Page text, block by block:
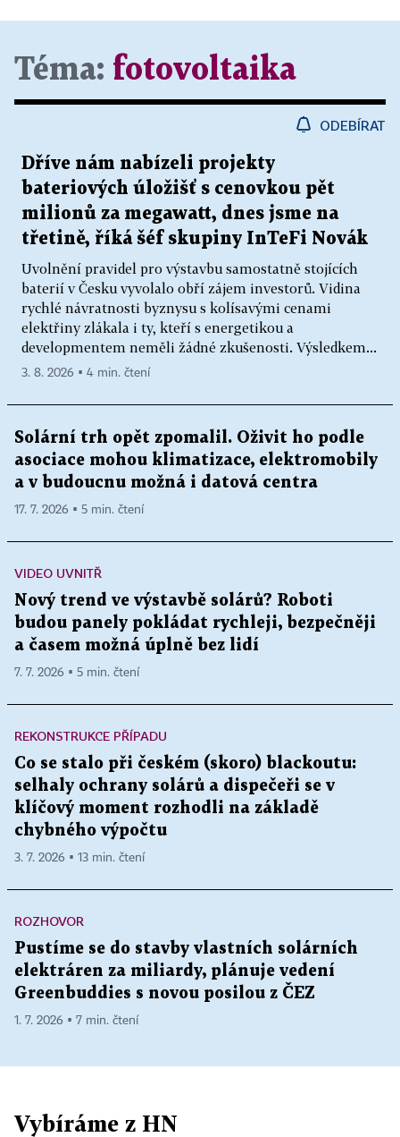
Téma: fotovoltaika
ODEBÍRAT
Dříve nám nabízeli projekty
bateriových úložišť s cenovkou pět
milionů za megawatt, dnes jsme na
třetině, říká šéf skupiny InTeFi Novák
Uvolnění pravidel pro výstavbu samostatně stojících
baterií v Česku vyvolalo obří zájem investorů. Vidina
rychlé návratnosti byznysu s kolísavými cenami
elektřiny zlákala i ty, kteří s energetikou a
developmentem neměli žádné zkušenosti. Výsledkem...
3. 8. 2026 ▪ 4 min. čtení
Solární trh opět zpomalil. Oživit ho podle
asociace mohou klimatizace, elektromobily
a v budoucnu možná i datová centra
17. 7. 2026 ▪ 5 min. čtení
VIDEO UVNITŘ
Nový trend ve výstavbě solárů? Roboti
budou panely pokládat rychleji, bezpečněji
a časem možná úplně bez lidí
7. 7. 2026 ▪ 5 min. čtení
REKONSTRUKCE PŘÍPADU
Co se stalo při českém (skoro) blackoutu:
selhaly ochrany solárů a dispečeři se v
klíčový moment rozhodli na základě
chybného výpočtu
3. 7. 2026 ▪ 13 min. čtení
ROZHOVOR
Pustíme se do stavby vlastních solárních
elektráren za miliardy, plánuje vedení
Greenbuddies s novou posilou z ČEZ
1. 7. 2026 ▪ 7 min. čtení
Vybíráme z HN